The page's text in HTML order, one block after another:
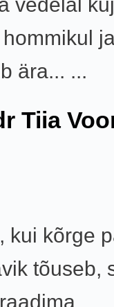
ära... ...
Tiia
kui kõrge
tõuseb,